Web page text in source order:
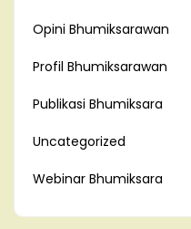
Opini Bhumiksarawan
Profil Bhumiksarawan
Publikasi Bhumiksara
Uncategorized
Webinar Bhumiksara